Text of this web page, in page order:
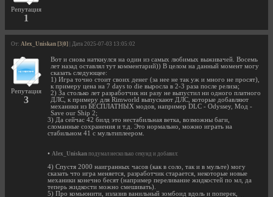
Репутация
1
От: Alex_Uniskan [3|0] | Дата 2025-07-03 13:05:02
Репутация
3
Вот и снова наткнулся на один из самых любимых выживачей. Восемь
лет назад оставлял тут комментарий)) В целом на данный момент могу
сказать следующее:
1) Игра точно стоит своих денег (за нее не так уж и много не просят),
к примеру цена на 7 days to die выросла в 2-3 раза после релиза;
2) За столько лет разработчик ни разу не выпустил ни одного платного
ДЛС, к примеру для Rimworld выпускают ДЛС, которые добавляют
механики из БЕСПЛАТНЫХ модов, например DLC - Odyssey, Мод -
Save our Ship 2;
3) Да сейчас 42 билд это нестабильная ветка, возможны баги,
сломанные сохранения и т.д. Это нормально, можно играть на
стабильном 41 с мультиплеером.
• Alex_Uniskan подумал несколько секунд и добавил:
4) Спустя 2000 наигранных часов (как в соло, так и в мульте) могу
сказать что игра меняется, разработчик старается, некоторые новые
механики конечно бесят (например переливание жидкостей по мл, да
теперь жидкости можно смешивать).
5) Про комьюнити, излазив ванильный зомбоид вдоль и поперек,